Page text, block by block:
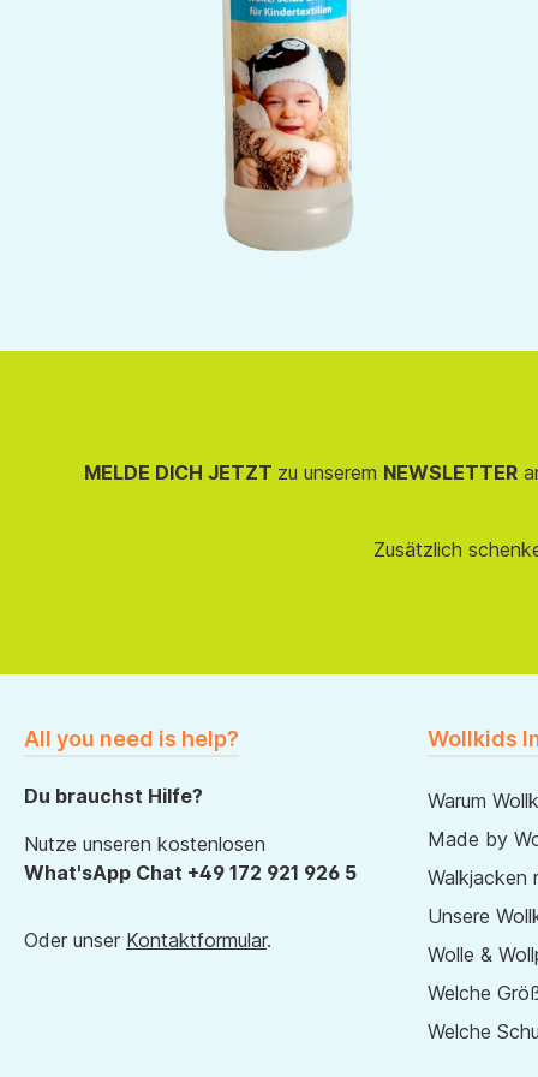
MELDE DICH JETZT zu unserem NEWSLETTER
Zusätzlich
All you need is help?
Du brauchst Hilfe?
Nutze unseren kostenlosen
What'sApp Chat +49 172 921 926 5
Oder unser Kontaktformular.
Wollkids
Warum
Made by
Walkjacken
Unsere
Wolle &
Welche
Welche